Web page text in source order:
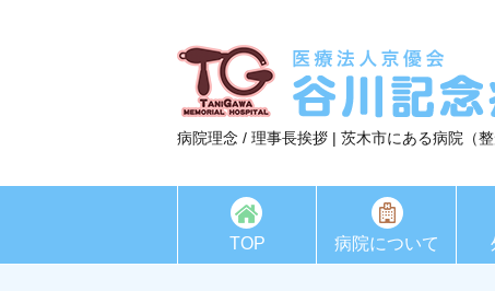
病院理念 / 理事長挨拶 | 茨木市にある病院（整
TOP 病院について